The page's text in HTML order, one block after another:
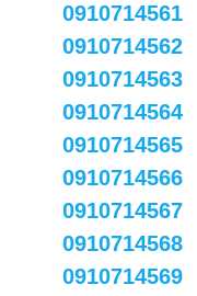
0910714561
0910714562
0910714563
0910714564
0910714565
0910714566
0910714567
0910714568
0910714569